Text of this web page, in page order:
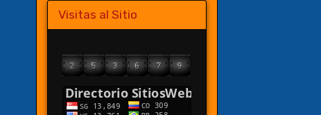
Visitas al Sitio